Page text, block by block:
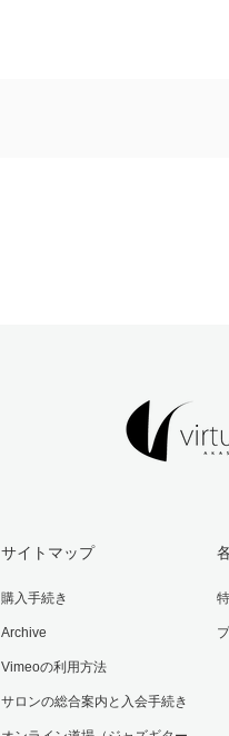
サイトマップ
購入手続き
Archive
Vimeoの利用方法
サロンの総合案内と入会手続き